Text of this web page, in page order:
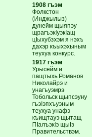
1908 гъэм
Фолкстон
(Инджылыз)
дунейм щыяпэу
щрагъэкIуэкIащ
цIыхубзхэм я нэхъ
дахэр къыхэхыным
теухуа конкурс.
1917 гъэм
Урысейм и
пащтыхь Романов
Николайрэ и
унагъуэмрэ
Тобольск щыпсэуну
гъэIэпхъуэным
теухуа унафэ
къищтауэ щытащ
ПIалъэкIэ щыIэ
Правительствэм.